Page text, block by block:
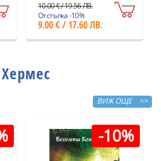
10.00 € / 19.56 ЛВ.
Отстъпка -10%
9.00 € / 17.60 ЛВ.
ВИЖ ОЩЕ >>
-10%